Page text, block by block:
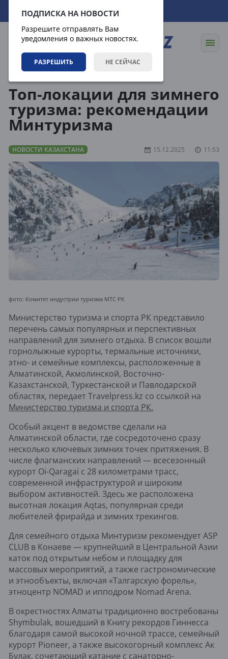
ПОДПИСКА НА НОВОСТИ
Разрешите отправлять Вам
уведомления о важных новостях.
РАЗРЕШИТЬ НЕ СЕЙЧАС
09.08.2026 09:08:01
Топ-локации для зимнего
туризма: рекомендации
Минтуризма
НОВОСТИ КАЗАХСТАНА 15.12.2025 11:53
фото: Комитет индустрии туризма МТС РК
Министерство туризма и спорта РК представило
перечень самых популярных и перспективных
направлений для зимнего отдыха. В список вошли
горнолыжные курорты, термальные источники,
этно- и семейные комплексы, расположенные в
Алматинской, Акмолинской, Восточно-
Казахстанской, Туркестанской и Павлодарской
областях, передает Travelpress.kz со ссылкой на
Министерство туризма и спорта РК.
Особый акцент в ведомстве сделали на
Алматинской области, где сосредоточено сразу
несколько ключевых зимних точек притяжения. В
числе флагманских направлений — всесезонный
курорт Oi-Qaragai с 28 километрами трасс,
современной инфраструктурой и широким
выбором активностей. Здесь же расположена
высотная локация Aqtas, популярная среди
любителей фрирайда и зимних трекингов.
Для семейного отдыха Минтуризм рекомендует ASP
CLUB в Конаеве — крупнейший в Центральной Азии
каток под открытым небом и площадку для
массовых мероприятий, а также гастрономические
и этнообъекты, включая «Талгарскую форель»,
этноцентр NOMAD и ипподром Nomad Arena.
В окрестностях Алматы традиционно востребованы
Shymbulak, вошедший в Книгу рекордов Гиннесса
благодаря самой высокой ночной трассе, семейный
курорт Pioneer, а также высокогорный комплекс Ак
Булак, сочетающий катание с санаторно-